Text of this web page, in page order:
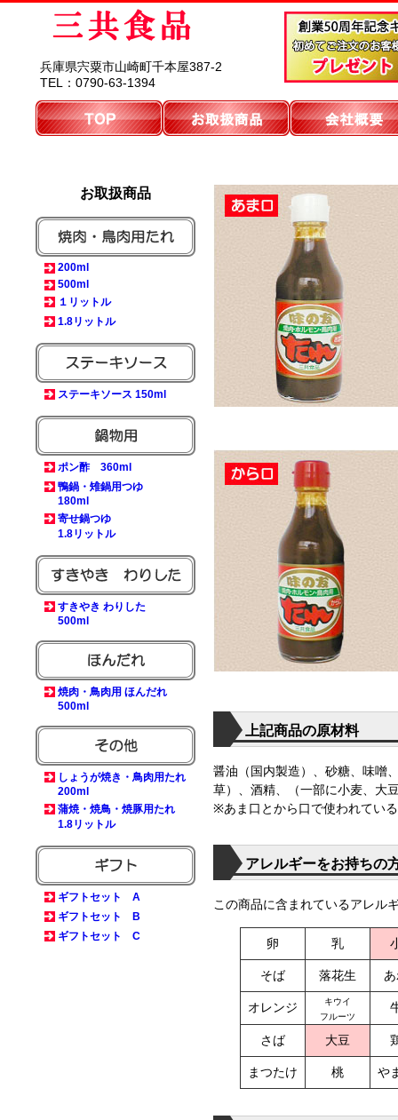
兵庫県宍粟市山崎町千本屋387-2
TEL：0790-63-1394
上記商品の原材料
醤油（国内製造）、砂糖、味噌
草）、酒精、（一部に小麦、大
※あま口とから口で使われてい
アレルギーをお持ちの
この商品に含まれているアレル
卵 乳
そば 落花生
オレンジ
キウイ
フルーツ
さば 大豆
まつたけ 桃 や
お取扱商品
200ml
500ml
１リットル
1.8リットル
ステーキソース 150ml
ポン酢 360ml
鴨鍋・雉鍋用つゆ
180ml
寄せ鍋つゆ
1.8リットル
すきやき わりした
500ml
焼肉・鳥肉用 ほんだれ
500ml
しょうが焼き・鳥肉用たれ
200ml
蒲焼・焼鳥・焼豚用たれ
1.8リットル
ギフトセット A
ギフトセット B
ギフトセット C